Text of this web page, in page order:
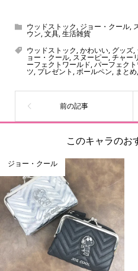
ウッドストック, ジョー・クール,
ウン,文具,生活雑貨
ウッドストック,かわいい, グッズ,
ョー・クール, スヌーピー,チャー
ーフェクトワールド,パーフェク
ツ, プレゼント ,ボールペン, まとめ,
このキャラのお
ジョー・クール